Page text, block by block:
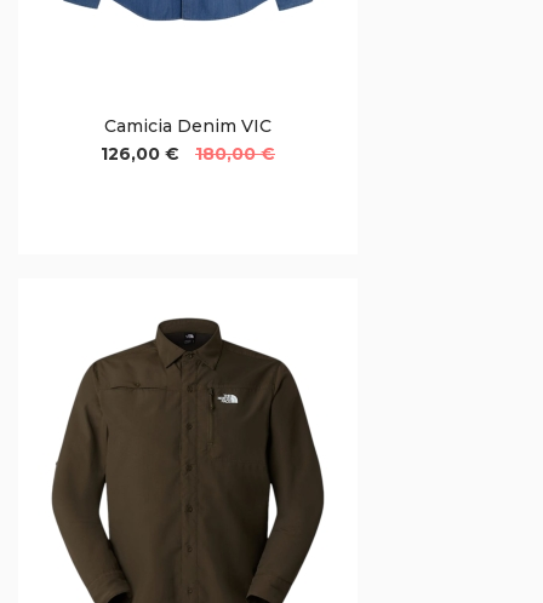
Camicia Denim VIC
126,00 €
180,00 €